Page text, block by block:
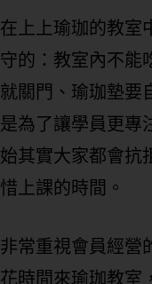
在上上瑜珈的教室
守的：教室內不能
就關門、瑜珈墊要
是為了讓學員更專
始其實大家都會抗
惜上課的時間。
非常重視會員經營
花時間來瑜珈教室